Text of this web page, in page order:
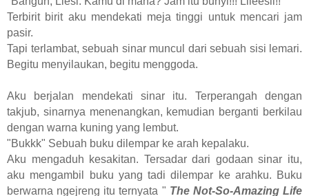
Terbirit birit aku mendekati meja tinggi untuk mencari jam
pasir.
Tapi terlambat, sebuah sinar muncul dari sebuah sisi lemari.
Begitu menyilaukan, begitu menggoda.
Aku berjalan mendekati sinar itu. Terperangah dengan
takjub, sinarnya menenangkan, kemudian berganti berkilau
dengan warna kuning yang lembut.
"Bukkk" Sebuah buku dilempar ke arah kepalaku.
Aku mengaduh kesakitan. Tersadar dari godaan sinar itu,
aku mengambil buku yang tadi dilempar ke arahku. Buku
berwarna ngejreng itu ternyata " The Not-So-Amazing Life